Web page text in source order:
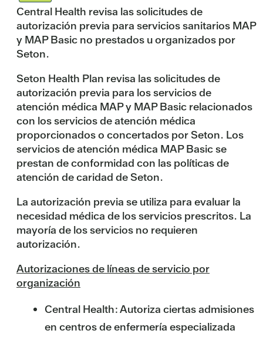
Central Health revisa las solicitudes de
autorización previa para servicios sanitarios MAP
y MAP Basic no prestados u organizados por
Seton.
Seton Health Plan revisa las solicitudes de
autorización previa para los servicios de
atención médica MAP y MAP Basic relacionados
con los servicios de atención médica
proporcionados o concertados por Seton. Los
servicios de atención médica MAP Basic se
prestan de conformidad con las políticas de
atención de caridad de Seton.
La autorización previa se utiliza para evaluar la
necesidad médica de los servicios prescritos. La
mayoría de los servicios no requieren
autorización.
Autorizaciones de líneas de servicio por
organización
Central Health: Autoriza ciertas admisiones
en centros de enfermería especializada